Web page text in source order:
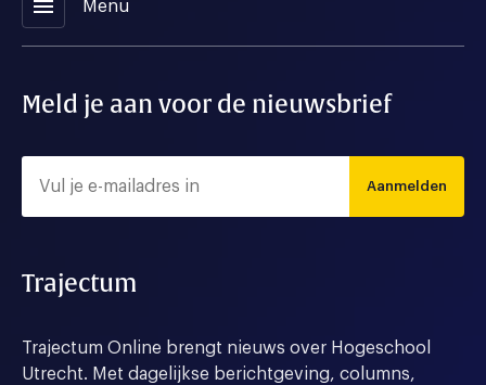
menu Menu
Meld je aan voor de nieuwsbrief
Aanmelden
Trajectum
Trajectum Online brengt nieuws over Hogeschool
Utrecht. Met dagelijkse berichtgeving, columns,